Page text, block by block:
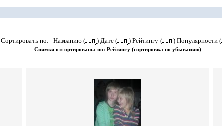
Сортировать по: Названию ( ) Дате ( ) Рейтингу ( ) Популярности (
Снимки отсортированы по: Рейтингу (сортировка по убыванию)